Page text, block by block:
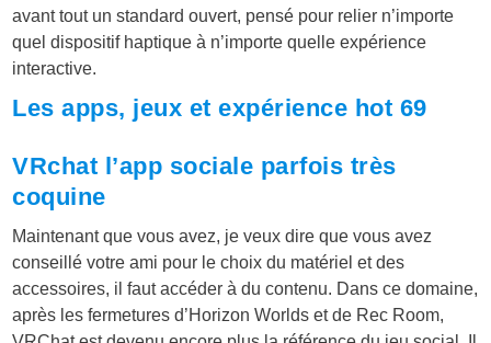
avant tout un standard ouvert, pensé pour relier n’importe
quel dispositif haptique à n’importe quelle expérience
interactive.
Les apps, jeux et expérience hot 69
VRchat l’app sociale parfois très
coquine
Maintenant que vous avez, je veux dire que vous avez
conseillé votre ami pour le choix du matériel et des
accessoires, il faut accéder à du contenu. Dans ce domaine,
après les fermetures d’Horizon Worlds et de Rec Room,